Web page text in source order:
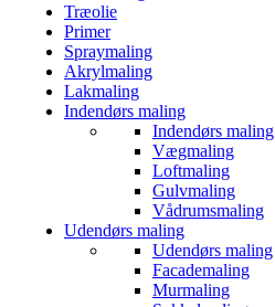
Træolie
Primer
Spraymaling
Akrylmaling
Lakmaling
Indendørs maling
Indendørs maling
Vægmaling
Loftmaling
Gulvmaling
Vådrumsmaling
Udendørs maling
Udendørs maling
Facademaling
Murmaling